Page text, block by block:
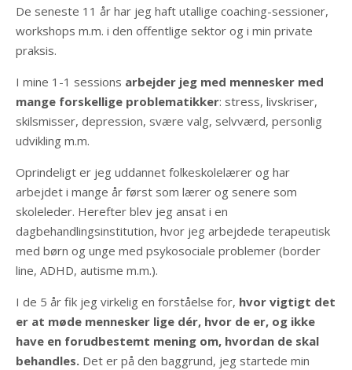
De seneste 11 år har jeg haft utallige coaching-sessioner,
workshops m.m. i den offentlige sektor og i min private
praksis.
I mine 1-1 sessions arbejder jeg med mennesker med
mange forskellige problematikker: stress, livskriser,
skilsmisser, depression, svære valg, selvværd, personlig
udvikling m.m.
Oprindeligt er jeg uddannet folkeskolelærer og har
arbejdet i mange år først som lærer og senere som
skoleleder. Herefter blev jeg ansat i en
dagbehandlingsinstitution, hvor jeg arbejdede terapeutisk
med børn og unge med psykosociale problemer (border
line, ADHD, autisme m.m.).
I de 5 år fik jeg virkelig en forståelse for, hvor vigtigt det
er at møde mennesker lige dér, hvor de er, og ikke
have en forudbestemt mening om, hvordan de skal
behandles. Det er på den baggrund, jeg startede min